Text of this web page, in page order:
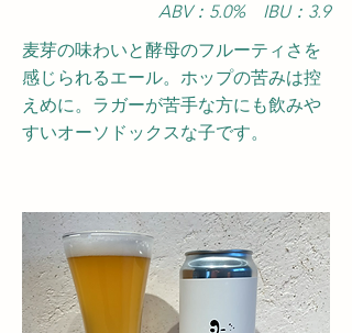
ABV：5.0​% IBU：3.9
麦芽の味わいと酵母のフルーティさを
感じられるエール。ホップの苦みは控
えめに。ラガーが苦手な方にも飲みや
すいオーソドックスな子です。